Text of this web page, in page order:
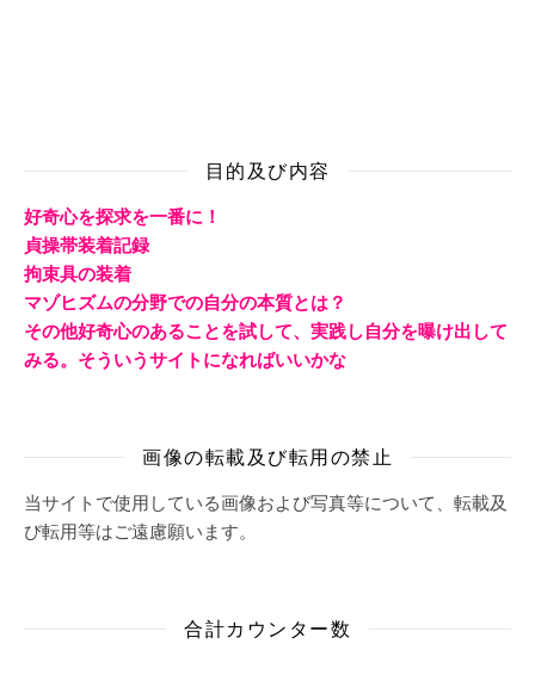
目的及び内容
好奇心を探求を一番に！
貞操帯装着記録
拘束具の装着
マゾヒズムの分野での自分の本質とは？
その他好奇心のあることを試して、実践し自分を曝け出して
みる。そういうサイトになればいいかな
画像の転載及び転用の禁止
当サイトで使用している画像および写真等について、転載及
び転用等はご遠慮願います。
合計カウンター数